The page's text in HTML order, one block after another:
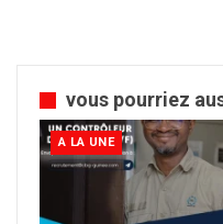
vous pourriez
A LA UNE